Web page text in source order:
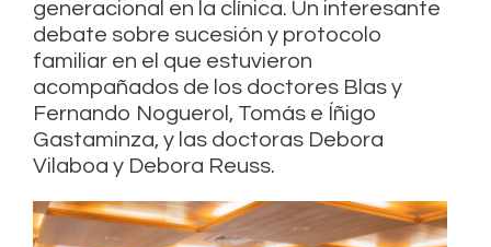
generacional en la clínica. Un interesante
debate sobre sucesión y protocolo
familiar en el que estuvieron
acompañados de los doctores Blas y
Fernando Noguerol, Tomás e Íñigo
Gastaminza, y las doctoras Debora
Vilaboa y Debora Reuss.